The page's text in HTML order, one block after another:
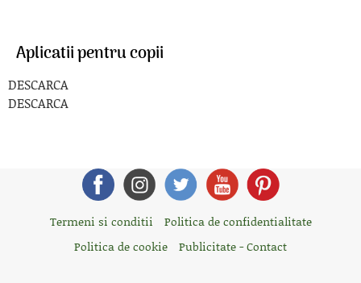
Aplicatii pentru copii
DESCARCA
DESCARCA
Termeni si conditii
Politica de confidentialitate
Politica de cookie
Publicitate - Contact